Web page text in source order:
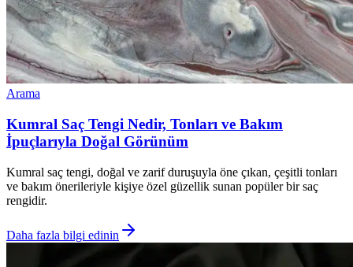
Arama
Kumral Saç Tengi Nedir, Tonları ve Bakım
İpuçlarıyla Doğal Görünüm
Kumral saç tengi, doğal ve zarif duruşuyla öne çıkan, çeşitli tonları
ve bakım önerileriyle kişiye özel güzellik sunan popüler bir saç
rengidir.
Daha fazla bilgi edinin